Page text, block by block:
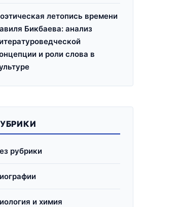
летопись времени
Бикбаева: анализ
и роли слова в
рубрики
и химия